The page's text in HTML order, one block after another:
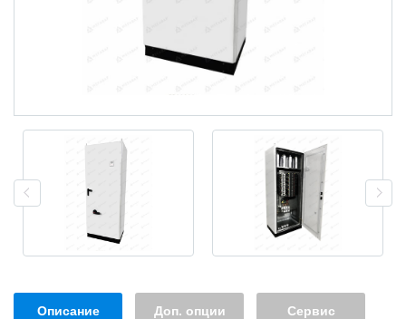
Описание Доп. опции Сервис